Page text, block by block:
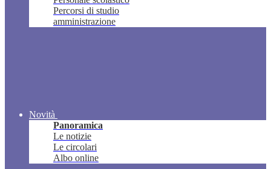
Percorsi di studio
amministrazione
Novità
Panoramica
Le notizie
Le circolari
Albo online